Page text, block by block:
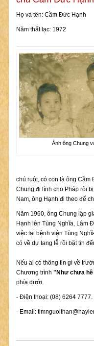
Họ và tên: Cầm Đức Hạnh
Năm thất lạc: 1972
Ảnh ông Chung
chú ruột, có con là ông Cầm
Chung đi lính cho Pháp rồi
Nam, ông Hạnh đi theo để
Năm 1960, ông Chung lập
Hạnh lên Tùng Nghĩa, Lâm
việc tại bệnh viện Tùng
có về dự tang lễ rồi bặt tin
Nếu ai có thông tin gì về
Chương trình "Như chưa
phía dưới.
- Điện thoại: (08) 6264 7777.
- Email: